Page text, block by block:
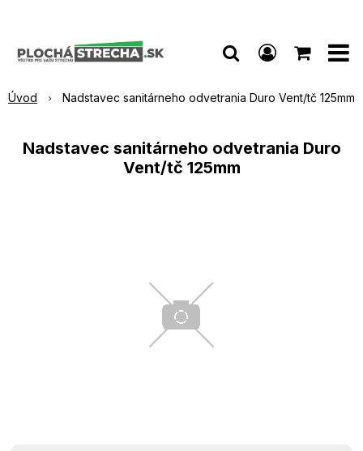
Úvod Nadstavec sanitárneho odvetrania Duro Vent/tč 125mm
Nadstavec sanitárneho odvetrania Duro
Vent/tč 125mm